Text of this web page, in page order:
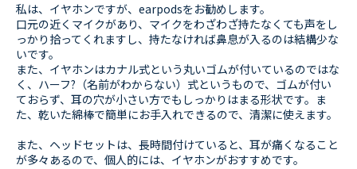
私は、イヤホンですが、earpodsをお勧めします。
口元の近くマイクがあり、マイクをわざわざ持たなくても声をし
っかり拾ってくれますし、持たなければ鼻息が入るのは結構少な
いです。
また、イヤホンはカナル式という丸いゴムが付いているのではな
く、ハーフ?（名前がわからない）式というもので、ゴムが付い
ておらず、耳の穴が小さい方でもしっかりはまる形状です。ま
た、乾いた綿棒で簡単にお手入れできるので、清潔に使えます。
また、ヘッドセットは、長時間付けていると、耳が痛くなること
が多々あるので、個人的には、イヤホンがおすすめです。